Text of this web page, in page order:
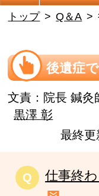
トップ Q＆A
後遺症
文責： 院長 鍼灸
黒澤 彰
最終更
Q 仕事終